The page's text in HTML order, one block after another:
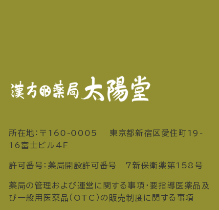
所在地：〒160-0005 東京都新宿区愛住町19-
16富士ビル4F
許可番号：薬局開設許可番号 7新保衛薬第158号
薬局の管理および運営に関する事項・要指導医薬品及
び一般用医薬品（OTC）の販売制度に関する事項